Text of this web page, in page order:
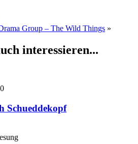
Group – The Wild Things »
interessieren...
Schueddekopf